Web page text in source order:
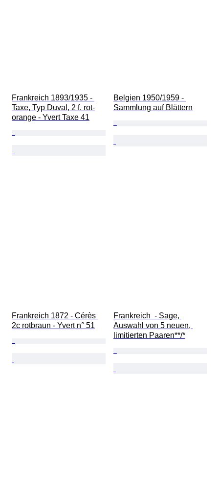
Frankreich 1893/1935 -
Taxe, Typ Duval, 2 f. rot-
orange - Yvert Taxe 41
Belgien 1950/1959 -
Sammlung auf Blättern
Frankreich 1872 - Cérès
2c rotbraun - Yvert n° 51
Frankreich  - Sage,
Auswahl von 5 neuen,
limitierten Paaren**/*